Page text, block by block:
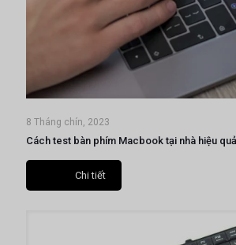
8 Tháng chín, 2023
Cách test bàn phím Macbook tại nhà hiệu
Chi tiết